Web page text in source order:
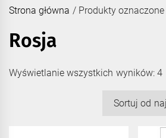
Strona główna / Produkty oznaczone
Rosja
Wyświetlanie wszystkich wyników: 4